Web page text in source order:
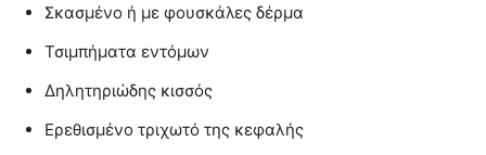
Σκασμένο ή με φουσκάλες δέρμα
Τσιμπήματα εντόμων
Δηλητηριώδης κισσός
Ερεθισμένο τριχωτό της κεφαλής